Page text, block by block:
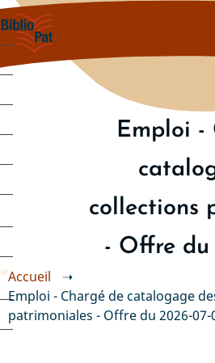
Aller
au
contenu
principal
Emploi -
collections
- Offre du
Accueil
➝
Emploi - Chargé de catalogage
patrimoniales - Offre du 2026-07-